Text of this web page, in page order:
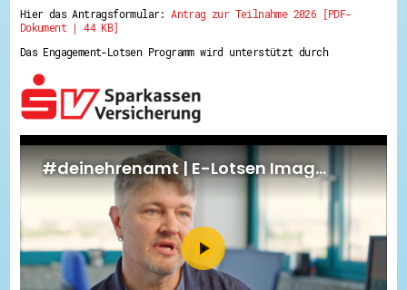
Hessen engagiert - Digitale Themenabende
Kompetenznachweis Hessen
Service-Learning
Mach dich schlau
GEMA-Pakt
Di@-Lotsen in Hessen
Energiepreiskrise und Ehrenamt
Flüchtlingshilfe + Integration
Generationsübergreifend aktiv
Patenschaftsprojekte
Qualifizierung & Fortbildung
Stiftungen
Vereine, Spenden, Steuern - Gut zu Wissen
Versicherungsschutz
Wissenswertes rund um dein Ehrenamt
Zahlen, Daten, Fakten aus Hessen
Hier das Antragsformular:Antrag zur Teilnahme 2026 [PDF-
Dokument | 44 KB]
Das Engagement-Lotsen Programm wird unterstützt durch